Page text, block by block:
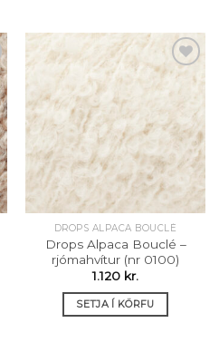
Setja á
óskalista
DROPS ALPACA BOUCLÉ
Drops Alpaca Bouclé –
rjómahvítur (nr 0100)
1.120 kr.
SETJA Í KÖRFU